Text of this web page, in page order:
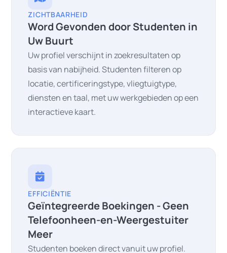
ZICHTBAARHEID
Word Gevonden door Studenten in
Uw Buurt
Uw profiel verschijnt in zoekresultaten op
basis van nabijheid. Studenten filteren op
locatie, certificeringstype, vliegtuigtype,
diensten en taal, met uw werkgebieden op een
interactieve kaart.
EFFICIËNTIE
Geïntegreerde Boekingen - Geen
Telefoonheen-en-Weergestuiter
Meer
Studenten boeken direct vanuit uw profiel.